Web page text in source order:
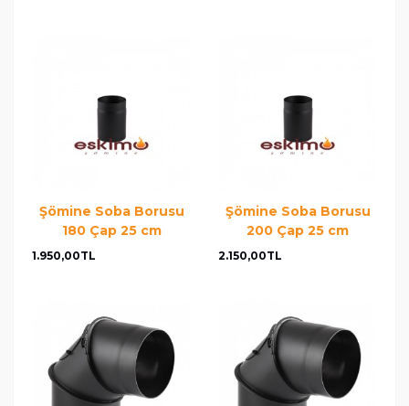
Şömine Soba Borusu
180 Çap 25 cm
1.950,00TL
Şömine Soba Borusu
200 Çap 25 cm
2.150,00TL